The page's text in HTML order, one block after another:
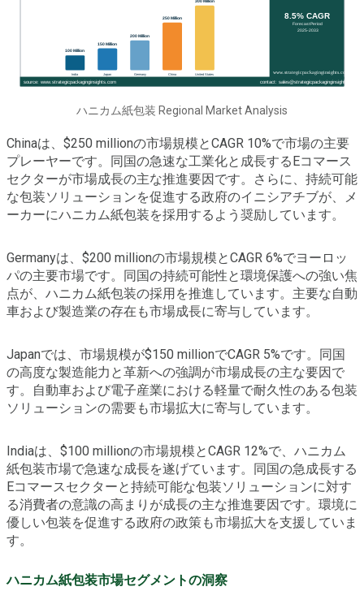
ハニカム紙包装 Regional Market Analysis
Chinaは、$250 millionの市場規模とCAGR 10%で市場の主要
プレーヤーです。同国の急速な工業化と成長するEコマース
セクターが市場成長の主な推進要因です。さらに、持続可能
な包装ソリューションを促進する政府のイニシアチブが、メ
ーカーにハニカム紙包装を採用するよう奨励しています。
Germanyは、$200 millionの市場規模とCAGR 6%でヨーロッ
パの主要市場です。同国の持続可能性と環境保護への強い焦
点が、ハニカム紙包装の採用を推進しています。主要な自動
車および製造業の存在も市場成長に寄与しています。
Japanでは、市場規模が$150 millionでCAGR 5%です。同国
の高度な製造能力と革新への強調が市場成長の主な要因で
す。自動車および電子産業における軽量で耐久性のある包装
ソリューションの需要も市場拡大に寄与しています。
Indiaは、$100 millionの市場規模とCAGR 12%で、ハニカム
紙包装市場で急速な成長を遂げています。同国の急成長する
Eコマースセクターと持続可能な包装ソリューションに対す
る消費者の意識の高まりが成長の主な推進要因です。環境に
優しい包装を促進する政府の政策も市場拡大を支援していま
す。
ハニカム紙包装市場セグメントの洞察